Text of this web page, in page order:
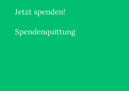
Jetzt spenden!
Spendenquittung